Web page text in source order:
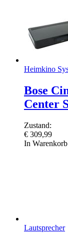
Heimkino
Bose
Center
Zustand:
€ 309,99
In Warenkorb
Lautsprecher